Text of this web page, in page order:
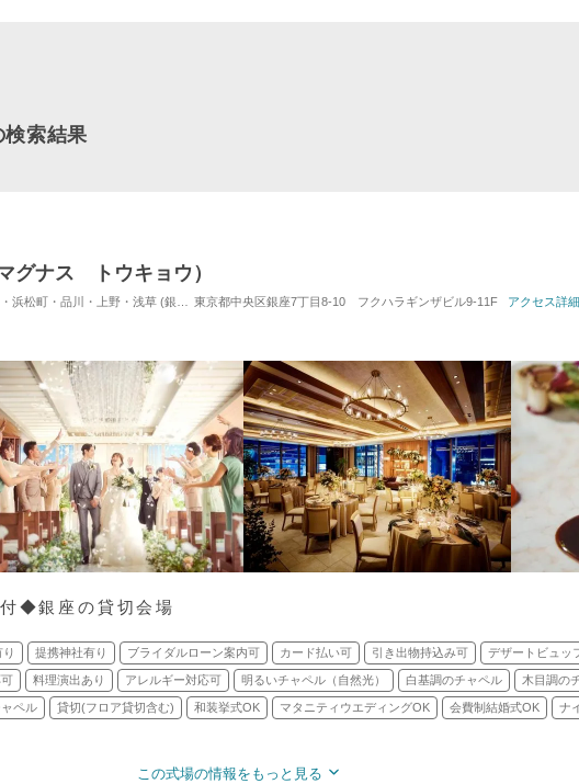
索結果
ナス トウキョウ）
品川・上野・浅草 (銀座駅) / 式場・ゲストハウス 対応人数: 着席：2名 ～ 128名 挙式スタイル:
東京都中央区銀座7丁目8-10 フクハラギンザビル9-11F アクセス詳細はこ
◆銀座の貸切会場
提携神社有り ブライダルローン案内可 カード払い可 引き出物持込み可 デザートビュッ
料理演出あり アレルギー対応可 明るいチャペル（自然光） 白基調のチャペル 木目調の
ペル 貸切(フロア貸切含む) 和装挙式OK マタニティウエディングOK 会費制結婚式OK ナ
この式場の情報をもっと見る